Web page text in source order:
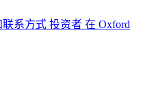
联系方式 投资者 在 Oxford